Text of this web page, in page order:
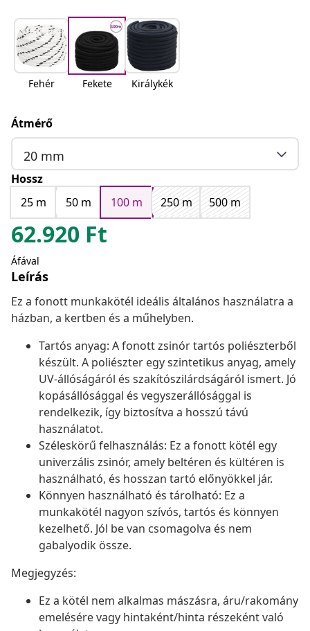
Fehér Fekete Királykék
Átmérő
20 mm
Hossz
25 m
50 m 100 m 250 m 500 m
62.920 Ft
Áfával
Leírás
Ez a fonott munkakötél ideális általános használatra a
házban, a kertben és a műhelyben.
Tartós anyag: A fonott zsinór tartós poliészterből
készült. A poliészter egy szintetikus anyag, amely
UV-állóságáról és szakítószilárdságáról ismert. Jó
kopásállósággal és vegyszerállósággal is
rendelkezik, így biztosítva a hosszú távú
használatot.
Széleskörű felhasználás: Ez a fonott kötél egy
univerzális zsinór, amely beltéren és kültéren is
használható, és hosszan tartó előnyökkel jár.
Könnyen használható és tárolható: Ez a
munkakötél nagyon szívós, tartós és könnyen
kezelhető. Jól be van csomagolva és nem
gabalyodik össze.
Megjegyzés:
Ez a kötél nem alkalmas mászásra, áru/rakomány
emelésére vagy hintaként/hinta részeként való